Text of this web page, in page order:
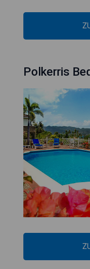
Polkerris